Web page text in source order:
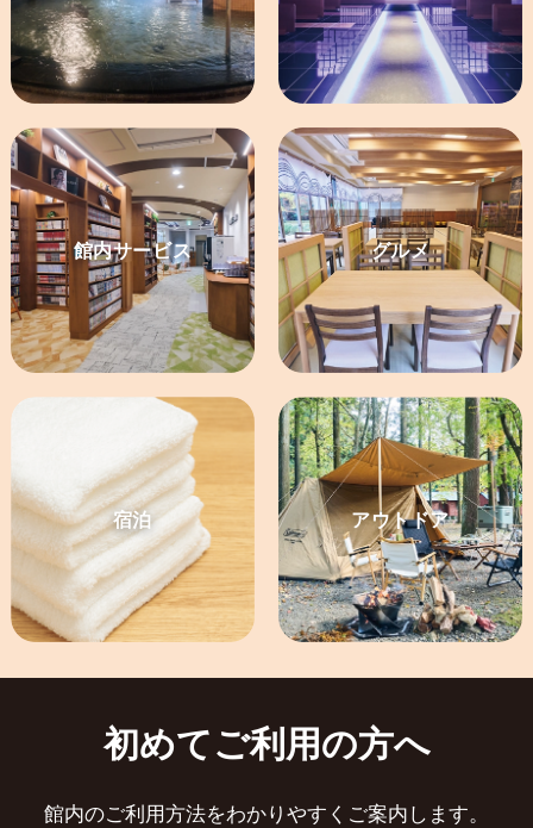
館内サービス グルメ
宿泊 アウトドア
初めてご利用の方へ
館内のご利用方法をわかりやすくご案内します。